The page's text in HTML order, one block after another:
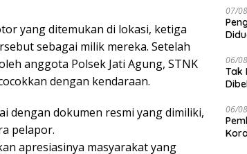
yang ditemukan di lokasi, ketiga
sebagai milik mereka. Setelah
anggota Polsek Jati Agung, STNK
dengan kendaraan.
dengan dokumen resmi yang dimiliki,
pelapor.
apresiasinya masyarakat yang
07/
06/
Tak
06/